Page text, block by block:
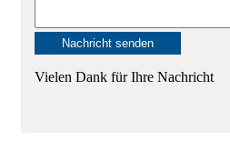
Vielen Dank für Ihre Nachricht